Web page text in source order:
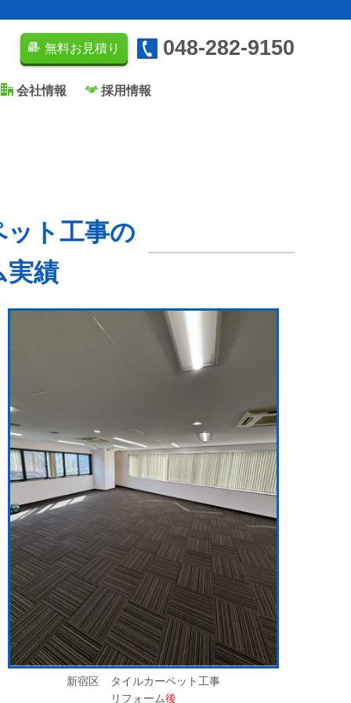
無料お見積り 048-282-9150
会社情報 採用情報
ト工事の
実績
新宿区 タイルカーペット工事
リフォーム後